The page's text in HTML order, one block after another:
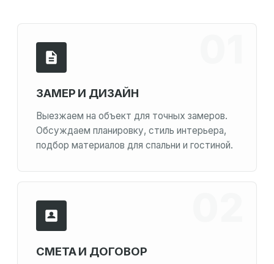
ЗАМЕР И ДИЗАЙН
Выезжаем на объект для точных замеров.
Обсуждаем планировку, стиль интерьера,
подбор материалов для спальни и гостиной.
СМЕТА И ДОГОВОР